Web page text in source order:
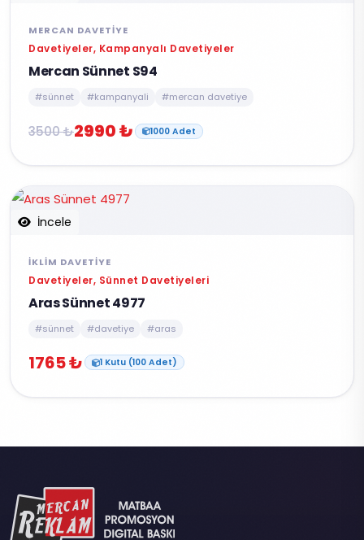
MERCAN DAVETIYE
Davetiyeler, Kampanyalı Davetiyeler
Mercan Sünnet S94
#sünnet #kampanyali #mercan davetiye
3500 ₺2990 ₺ 1000 Adet
İncele
İKLIM DAVETIYE
Davetiyeler, Sünnet Davetiyeleri
Aras Sünnet 4977
#sünnet #davetiye #aras
1765 ₺ 1 Kutu (100 Adet)